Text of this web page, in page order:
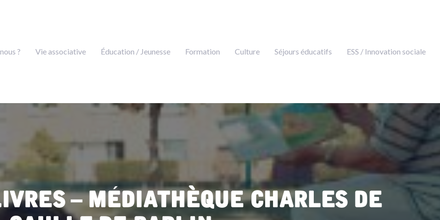
? Vie associative Éducation / Jeunesse Formation Culture Séjours éducatifs ESS / Innovation sociale
– Médiathèque Charles de